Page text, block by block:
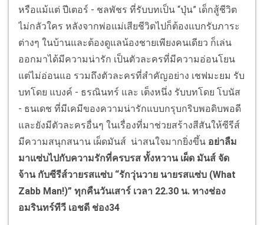
หรือแม้แต่ ปีเตอร์ - ชลพัชร ที่รับบทเป็น “ปุ่น” เด็กสู้ชีวิต
ไม่กลัวใคร หลังจากพ่อแม่เสียชีวิตไปก็ต้องแบกรับภาระ
ต่างๆ ในบ้านและต้องดูแลน้องชายเพียงคนเดียว ก็เล่น
ออกมาได้มีความน่ารัก เป็นตัวละครที่มีความอ่อนโยน
แต่ไม่อ่อนแอ รวมถึงตัวละครที่สำคัญอย่าง เชฟมะยม รับ
บทโดย แบงค์ - ธรณินทร์ และ เต็งหนึ่ง รับบทโดย โบนัส
- ธนเดช ที่มีเคมีของความน่ารักแบบกรุบกริบพอดิบพอดี
และยังมีตัวละครอื่นๆ ในเรื่องที่มาช่วยสร้างสีสันให้ซีรีส์
มีความสนุกสนาน เผ็ดมันส์ น่าสนใจมากยิ่งขึ้น อย่าลืม
มาแซ่บไปกับความรักที่ครบรส ทั้งหวาน เผ็ด มันส์ จัด
จ้าน กับซีรีส์วายรสแซ่บ “รักวุ่นวาย นายรสแซ่บ (What
Zabb Man!)” ทุกคืนวันเสาร์ เวลา 22.30 น. ทางช่อง
อมรินทร์ทีวี เอชดี ช่อง34